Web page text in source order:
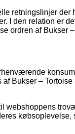
retningslinjer der
I den relation er
ordren af Bukser
Bukser – Tortoise
webshoppens
købsoplevelse,